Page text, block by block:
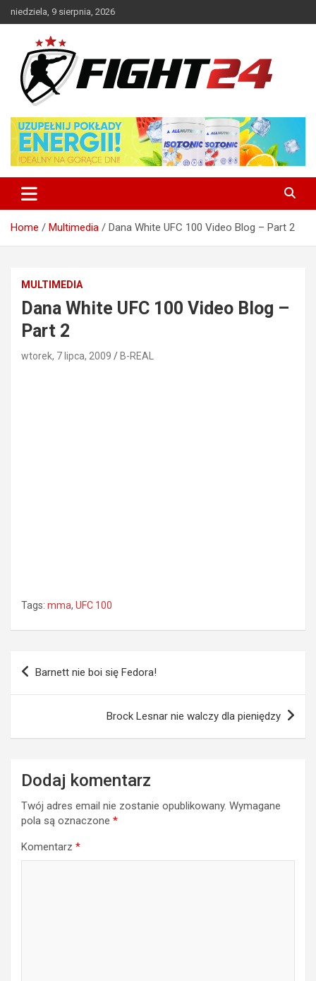
Skip
to
niedziela, 9 sierpnia, 2026
FIGHT24.PL – MMA i K-1, UFC
Home Multimedia Dana White UFC 100 Video Blog – Part 2
MULTIMEDIA
Dana White UFC 100 Video Blog –
Part 2
wtorek, 7 lipca, 2009 B-REAL
Tags: mma, UFC 100
Nawigacja
Barnett nie boi się Fedora!
Brock Lesnar nie walczy dla pieniędzy
Dodaj komentarz
Twój adres email nie zostanie opublikowany. Wymagane
pola są oznaczone *
Komentarz *